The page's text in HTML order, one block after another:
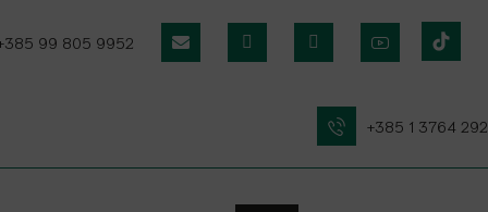
99 805 9952
+385 1 3764 292